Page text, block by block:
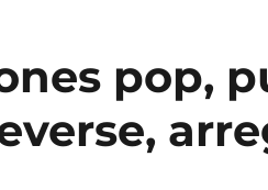
pop,